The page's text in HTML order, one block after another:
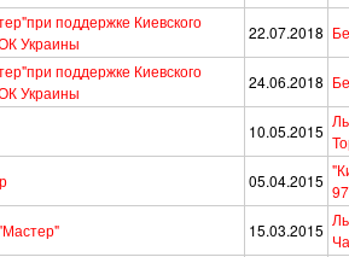
поддержке Киевского
Украины
22.07.2018
поддержке Киевского
Украины
24.06.2018
10.05.2015
05.04.2015
97
15.03.2015